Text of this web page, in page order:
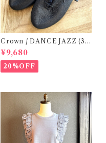
Crown / DANCE JAZZ (3:2
2cm / 6:24-24,5 ) Black
¥9,680
20%OFF